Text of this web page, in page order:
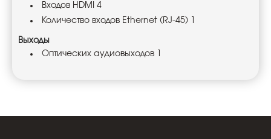
Входов HDMI 4
Количество входов Ethernet (RJ-45) 1
Выходы
Оптических аудиовыходов 1